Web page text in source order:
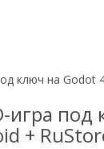
игра под
+